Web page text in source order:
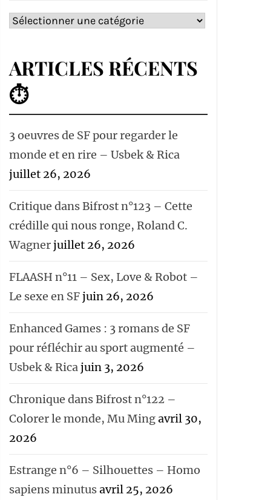
Sommaire
ARTICLES RÉCENTS
⏱
3 oeuvres de SF pour regarder le
monde et en rire – Usbek & Rica
juillet 26, 2026
Critique dans Bifrost n°123 – Cette
crédille qui nous ronge, Roland C.
Wagnerjuillet 26, 2026
FLAASH n°11 – Sex, Love & Robot –
Le sexe en SFjuin 26, 2026
Enhanced Games : 3 romans de SF
pour réfléchir au sport augmenté –
Usbek & Ricajuin 3, 2026
Chronique dans Bifrost n°122 –
Colorer le monde, Mu Mingavril 30,
2026
Estrange n°6 – Silhouettes – Homo
sapiens minutusavril 25, 2026